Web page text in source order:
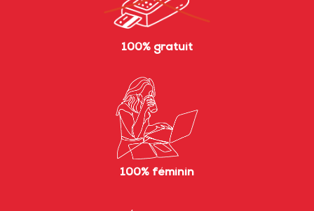
100% gratuit
100% féminin